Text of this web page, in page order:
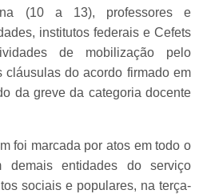
(10 a 13), professores e
institutos federais e Cefets
de mobilização pelo
cláusulas do acordo firmado em
da greve da categoria docente
foi marcada por atos em todo o
demais entidades do serviço
sociais e populares, na terça-